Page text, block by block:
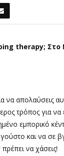
therapy;
να απολαύσεις
τρόπος για
εμπορικό
γούστο και να
να χάσεις!